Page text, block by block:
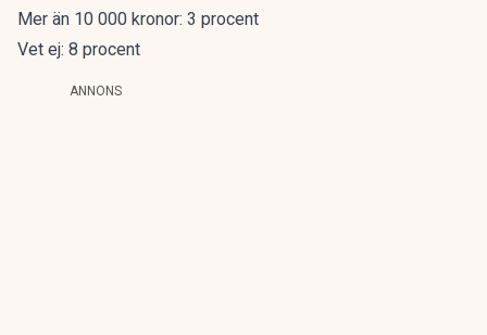
Mer än 10 000 kronor: 3 procent
Vet ej: 8 procent
ANNONS